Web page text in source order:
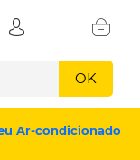
OK
Ar-condicionado